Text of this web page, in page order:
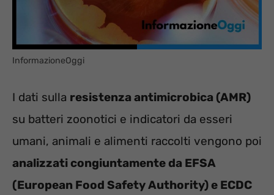
InformazioneOggi
I dati sulla resistenza antimicrobica (AMR)
su batteri zoonotici e indicatori da esseri
umani, animali e alimenti raccolti vengono poi
analizzati congiuntamente da EFSA
(European Food Safety Authority) e ECDC